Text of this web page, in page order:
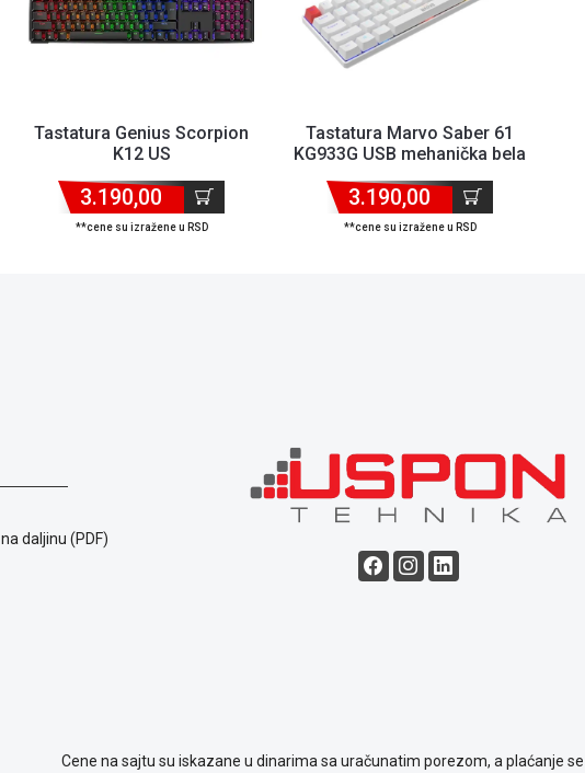
Tastatura Genius Scorpion
K12 US
3.190,00
**cene su izražene u RSD
Tastatura Marvo Saber 61
KG933G USB mehanička bela
3.190,00
**cene su izražene u RSD
daljinu (PDF)
Cene na sajtu su iskazane u dinarima sa uračunatim porezom, a plaćanje